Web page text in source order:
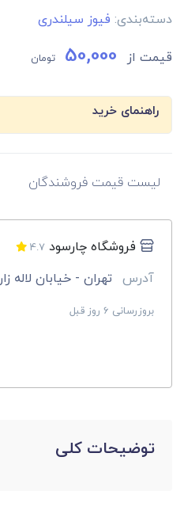
دسته‌بندی: فیوز سیلندری
قیمت از 50,000 تومان
راهنمای خرید
لیست قیمت فروشندگان
فروشگاه چارسود 4.7
آدرس تهران - خیابان لاله زار
بروزرسانی 6 روز قبل
توضیحات کلی